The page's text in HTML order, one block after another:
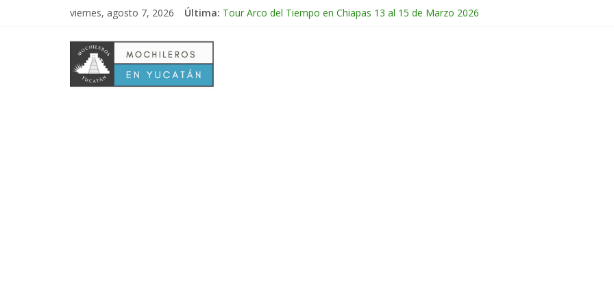
viernes, agosto 7, 2026 Última: Tour Arco del Tiempo en Chiapas 13 al 15 de Marzo 2026